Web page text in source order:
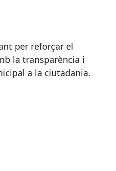
per reforçar el
la transparència i
a la ciutadania.